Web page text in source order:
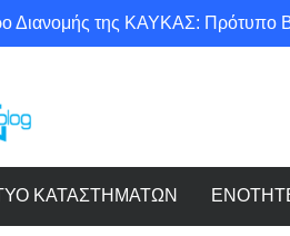
Διανομής της ΚΑΥΚΑΣ: Πρότυπο
για όλους!
ΚΑΤΑΣΤΗΜΑΤΩΝ